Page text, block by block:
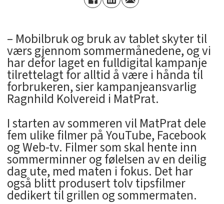
– Mobilbruk og bruk av tablet skyter til
værs gjennom sommermånedene, og vi
har defor laget en fulldigital kampanje
tilrettelagt for alltid å være i hånda til
forbrukeren, sier kampanjeansvarlig
Ragnhild Kolvereid i MatPrat.
I starten av sommeren vil MatPrat dele
fem ulike filmer på YouTube, Facebook
og Web-tv. Filmer som skal hente inn
sommerminner og følelsen av en deilig
dag ute, med maten i fokus. Det har
også blitt produsert tolv tipsfilmer
dedikert til grillen og sommermaten.